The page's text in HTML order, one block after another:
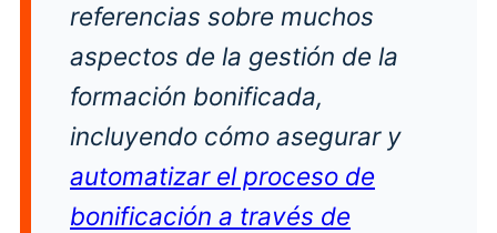
referencias sobre muchos
aspectos de la gestión de la
formación bonificada,
incluyendo cómo asegurar y
automatizar el proceso de
bonificación a través de